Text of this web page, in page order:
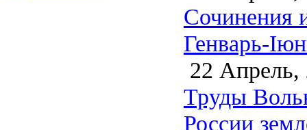
Сочинения
Генварь-
22 Апрель,
Труды
России